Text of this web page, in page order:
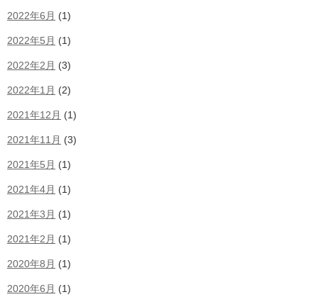
2022年6月 (1)
2022年5月 (1)
2022年2月 (3)
2022年1月 (2)
2021年12月 (1)
2021年11月 (3)
2021年5月 (1)
2021年4月 (1)
2021年3月 (1)
2021年2月 (1)
2020年8月 (1)
2020年6月 (1)